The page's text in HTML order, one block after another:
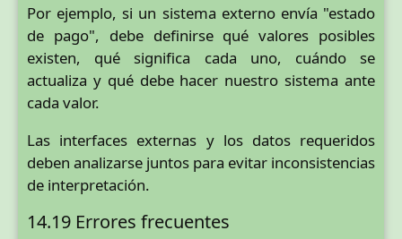
Por ejemplo, si un sistema externo envía "estado
de pago", debe definirse qué valores posibles
existen, qué significa cada uno, cuándo se
actualiza y qué debe hacer nuestro sistema ante
cada valor.
Las interfaces externas y los datos requeridos
deben analizarse juntos para evitar inconsistencias
de interpretación.
14.19 Errores frecuentes